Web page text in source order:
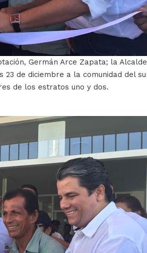
Germán Arce Zapata; la
de diciembre a la comunidad del
de los estratos uno y dos.